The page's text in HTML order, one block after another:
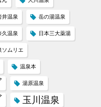
井温泉 岳の湯温泉
久温泉 日本三大薬湯
ソムリエ
温泉本
湯原温泉
玉川温泉